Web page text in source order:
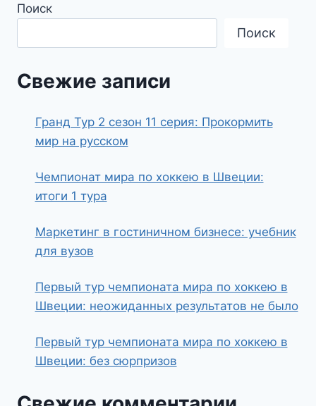
Поиск
Поиск
Свежие записи
Гранд Тур 2 сезон 11 серия: Прокормить
мир на русском
Чемпионат мира по хоккею в Швеции:
итоги 1 тура
Маркетинг в гостиничном бизнесе: учебник
для вузов
Первый тур чемпионата мира по хоккею в
Швеции: неожиданных результатов не было
Первый тур чемпионата мира по хоккею в
Швеции: без сюрпризов